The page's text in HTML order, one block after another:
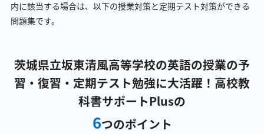
内に該当する場合は、以下の授業対策と定期テスト対策ができる
問題集です。
茨城県立坂東清風高等学校の英語の授業の予
習・復習・定期テスト勉強に大活躍！ 高校教
科書サポートPlusの
6つのポイント